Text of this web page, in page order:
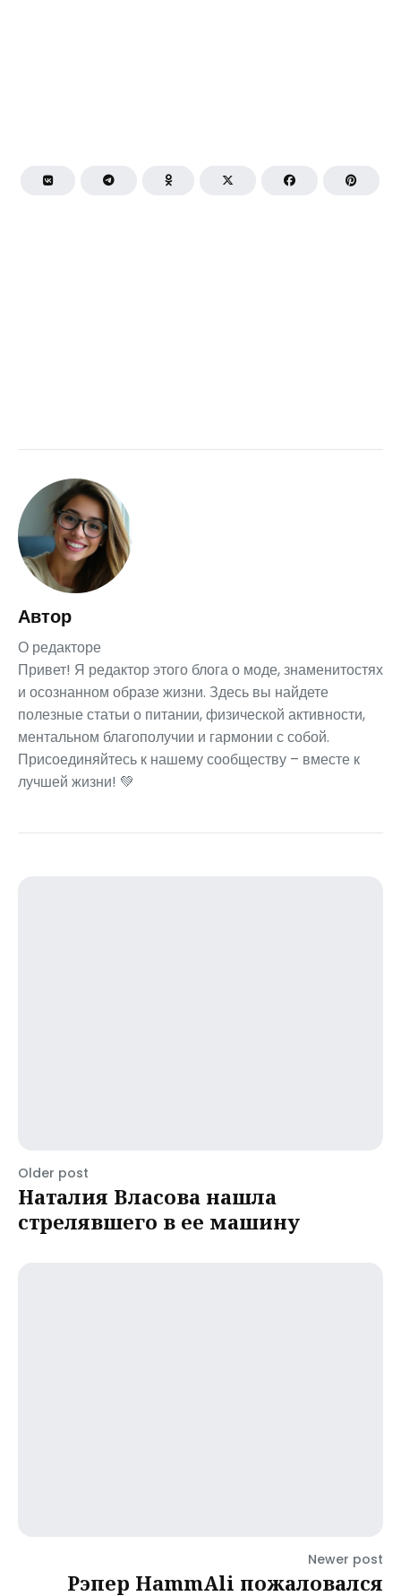
Автор
О редакторе
Привет! Я редактор этого блога о моде, знаменитостях
и осознанном образе жизни. Здесь вы найдете
полезные статьи о питании, физической активности,
ментальном благополучии и гармонии с собой.
Присоединяйтесь к нашему сообществу – вместе к
лучшей жизни! 💚
Older post
Наталия Власова нашла
стрелявшего в ее машину
Newer post
Рэпер HammAli пожаловался